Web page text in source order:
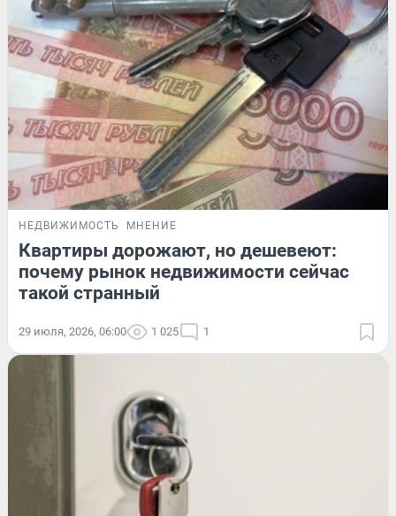
НЕДВИЖИМОСТЬ МНЕНИЕ
Квартиры дорожают, но дешевеют:
почему рынок недвижимости сейчас
такой странный
29 июля, 2026, 06:00 1 025 1